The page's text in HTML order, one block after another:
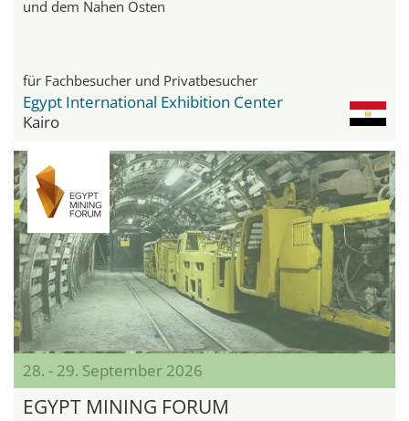
und dem Nahen Osten
für Fachbesucher und Privatbesucher
Egypt International Exhibition Center
Kairo
28. - 29. September 2026
EGYPT MINING FORUM